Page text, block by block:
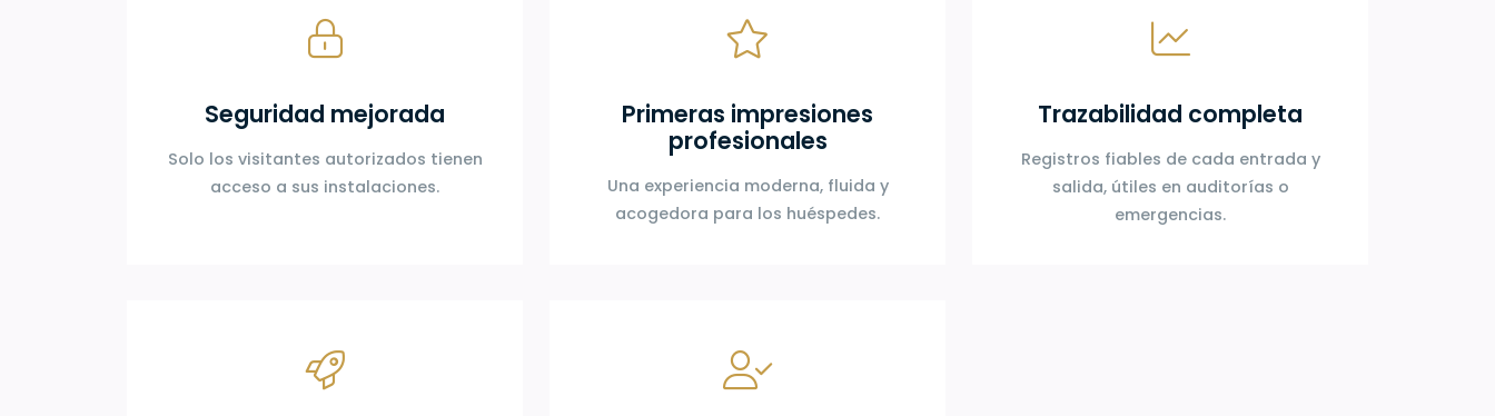
Seguridad mejorada
Solo los visitantes autorizados tienen
acceso a sus instalaciones.
Primeras impresiones
profesionales
Una experiencia moderna, fluida y
acogedora para los huéspedes.
Trazabilidad completa
Registros fiables de cada entrada y
salida, útiles en auditorías o
emergencias.